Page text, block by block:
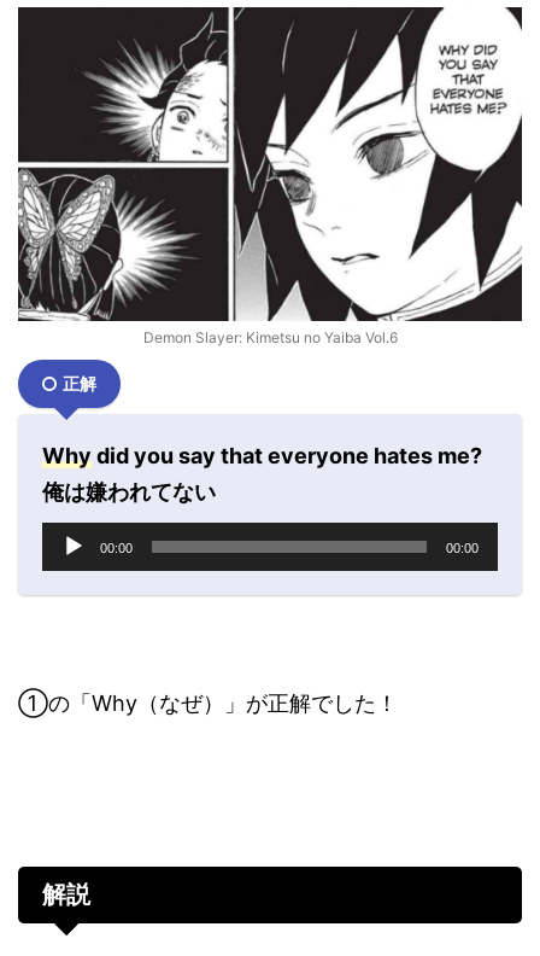
Demon Slayer: Kimetsu no Yaiba Vol.6
正解
Whydid you say that everyone hates me?
俺は嫌われてない
ー
00:00 00:00
①の「Why（なぜ）」が正解でした！
解説